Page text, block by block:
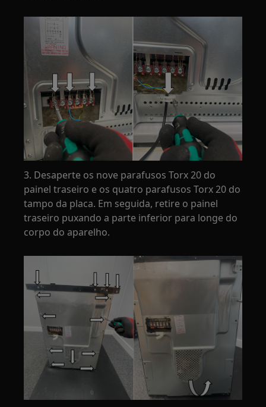
3. Desaperte os nove parafusos Torx 20 do
painel traseiro e os quatro parafusos Torx 20 do
tampo da placa. Em seguida, retire o painel
traseiro puxando a parte inferior para longe do
corpo do aparelho.